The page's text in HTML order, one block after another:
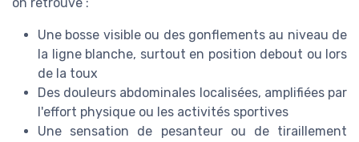
on retrouve :
Une bosse visible ou des gonflements au niveau de
la ligne blanche, surtout en position debout ou lors
de la toux
Des douleurs abdominales localisées, amplifiées par
l'effort physique ou les activités sportives
Une sensation de pesanteur ou de tiraillement